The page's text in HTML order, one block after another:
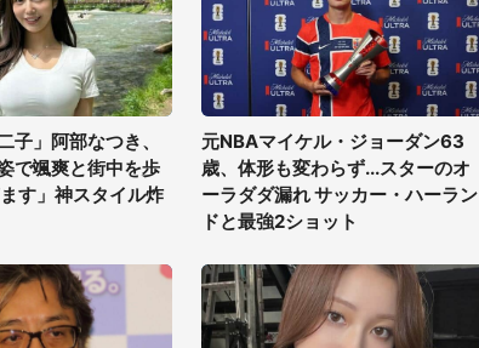
子」阿部なつき、
で颯爽と街中を歩
す」神スタイル炸
元NBAマイケル・ジョーダン63
歳、体形も変わらず...スターのオ
ーラダダ漏れ サッカー・ハーラン
ドと最強2ショット